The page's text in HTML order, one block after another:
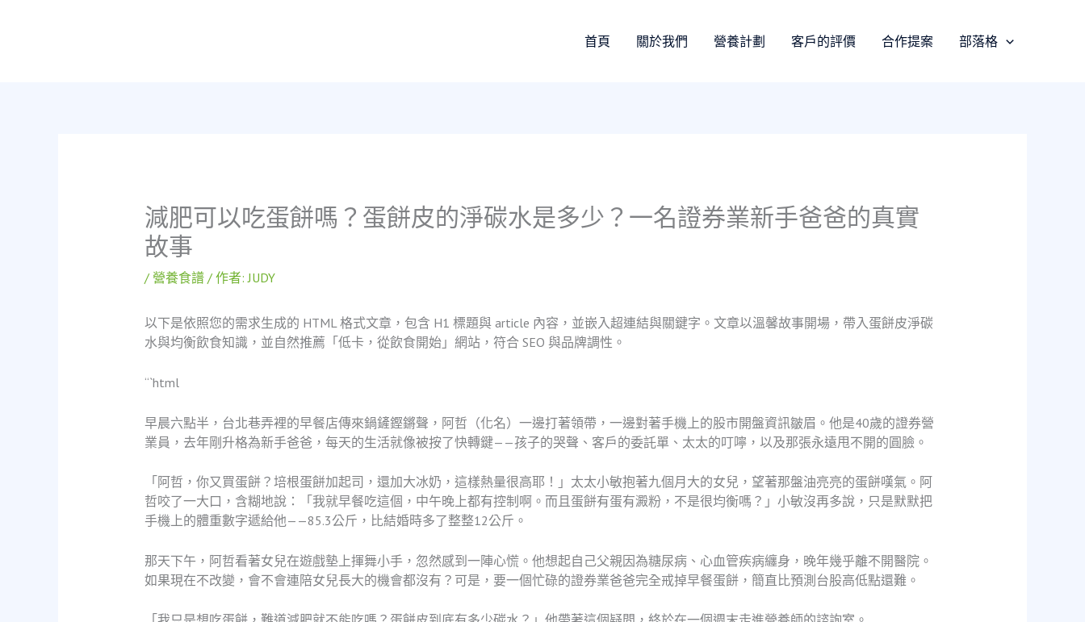
首頁 關於我們 營養計劃 客戶的評價 合作提案 部落格
減肥可以吃蛋餅嗎？蛋餅皮的淨碳水是多少？一名證券業新手爸爸的真實
故事
/ 營養食譜/ 作者:JUDY
以下是依照您的需求生成的 HTML 格式文章，包含 H1 標題與 article 內容，並嵌入超連結與關鍵字。文章以溫馨故事開場，帶入蛋餅皮淨碳
水與均衡飲食知識，並自然推薦「低卡，從飲食開始」網站，符合 SEO 與品牌調性。
“`html
早晨六點半，台北巷弄裡的早餐店傳來鍋鏟鏗鏘聲，阿哲（化名）一邊打著領帶，一邊對著手機上的股市開盤資訊皺眉。他是40歲的證券營
業員，去年剛升格為新手爸爸，每天的生活就像被按了快轉鍵——孩子的哭聲、客戶的委託單、太太的叮嚀，以及那張永遠甩不開的圓臉。
「阿哲，你又買蛋餅？培根蛋餅加起司，還加大冰奶，這樣熱量很高耶！」太太小敏抱著九個月大的女兒，望著那盤油亮亮的蛋餅嘆氣。阿
哲咬了一大口，含糊地說：「我就早餐吃這個，中午晚上都有控制啊。而且蛋餅有蛋有澱粉，不是很均衡嗎？」小敏沒再多說，只是默默把
手機上的體重數字遞給他——85.3公斤，比結婚時多了整整12公斤。
那天下午，阿哲看著女兒在遊戲墊上揮舞小手，忽然感到一陣心慌。他想起自己父親因為糖尿病、心血管疾病纏身，晚年幾乎離不開醫院。
如果現在不改變，會不會連陪女兒長大的機會都沒有？可是，要一個忙碌的證券業爸爸完全戒掉早餐蛋餅，簡直比預測台股高低點還難。